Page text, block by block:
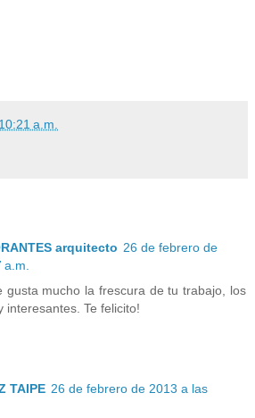
10:21 a.m.
arquitecto 26 de febrero de
gusta mucho la frescura de tu trabajo, los
interesantes. Te felicito!
TAIPE 26 de febrero de 2013 a las